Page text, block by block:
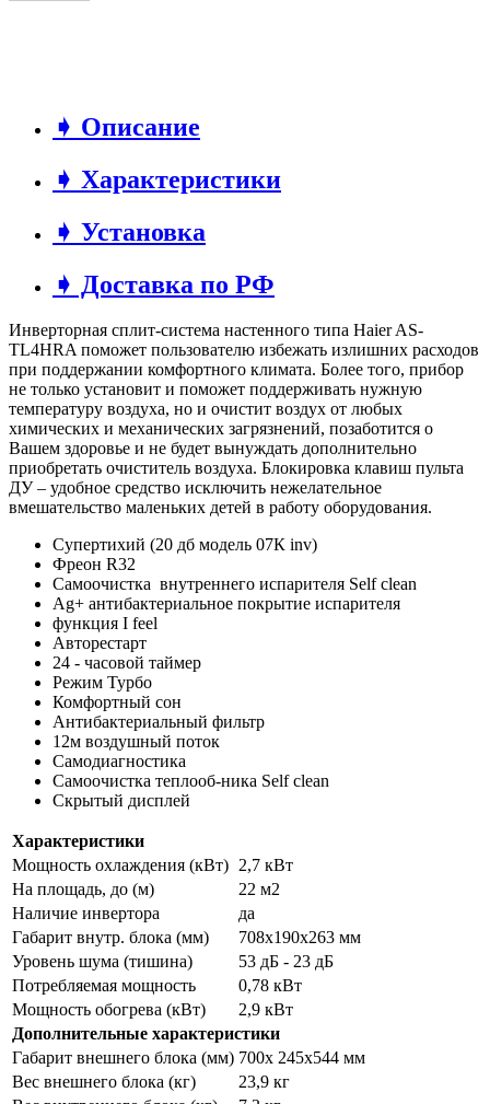
➧ Описание
➧ Характеристики
➧ Установка
➧ Доставка по РФ
Инверторная сплит-система настенного типа Haier AS-
TL4HRA поможет пользователю избежать излишних расходов
при поддержании комфортного климата. Более того, прибор
не только установит и поможет поддерживать нужную
температуру воздуха, но и очистит воздух от любых
химических и механических загрязнений, позаботится о
Вашем здоровье и не будет вынуждать дополнительно
приобретать очиститель воздуха. Блокировка клавиш пульта
ДУ – удобное средство исключить нежелательное
вмешательство маленьких детей в работу оборудования.
Супертихий (20 дб модель 07К inv)
Фреон R32
Самоочистка внутреннего испарителя Self clean
Ag+ антибактериальное покрытие испарителя
функция I feel
Авторестарт
24 - часовой таймер
Режим Турбо
Комфортный сон
Антибактериальный фильтр
12м воздушный поток
Самодиагностика
Самоочистка теплооб-ника Self clean
Скрытый дисплей
Характеристики
Мощность охлаждения (кВт) 2,7 кВт
На площадь, до (м)
22 м2
Наличие инвертора
да
Габарит внутр. блока (мм)
708x190x263 мм
Уровень шума (тишина)
53 дБ - 23 дБ
Потребляемая мощность
0,78 кВт
Мощность обогрева (кВт)
2,9 кВт
Дополнительные характеристики
Габарит внешнего блока (мм) 700x 245x544 мм
Вес внешнего блока (кг)
23,9 кг